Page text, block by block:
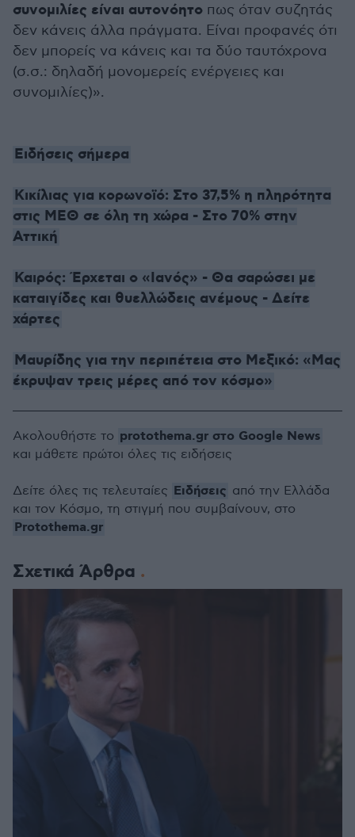
συνομιλίες είναι αυτονόητο πως όταν συζητάς
δεν κάνεις άλλα πράγματα. Είναι προφανές ότι
δεν μπορείς να κάνεις και τα δύο ταυτόχρονα
(σ.σ.: δηλαδή μονομερείς ενέργειες και
συνομιλίες)».
Ειδήσεις σήμερα
Κικίλιας για κορωνοϊό: Στο 37,5% η πληρότητα
στις ΜΕΘ σε όλη τη χώρα - Στο 70% στην
Αττική
Καιρός: Έρχεται ο «Ιανός» - Θα σαρώσει με
καταιγίδες και θυελλώδεις ανέμους - Δείτε
χάρτες
Μαυρίδης για την περιπέτεια στο Μεξικό: «Μας
έκρυψαν τρεις μέρες από τον κόσμο»
Σχετικά Άρθρα
Ακολουθήστε το protothema.gr στο Google News
και μάθετε πρώτοι όλες τις ειδήσεις
Δείτε όλες τις τελευταίες Ειδήσεις από την Ελλάδα
και τον Κόσμο, τη στιγμή που συμβαίνουν, στο
Protothema.gr